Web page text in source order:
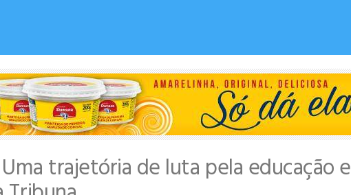
trajetória de luta pela educação e